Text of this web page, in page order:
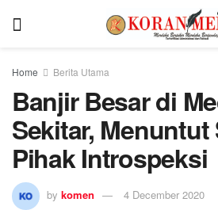
Home Berita Utama
Banjir Besar di
Sekitar, Menuntut
Pihak Introspeksi
by komen 4 December 2020